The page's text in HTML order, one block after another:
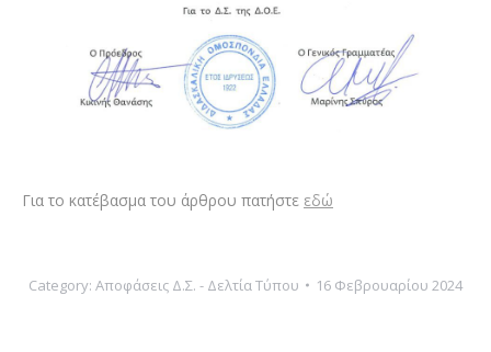
Για το κατέβασμα του άρθρου πατήστε εδώ
Category: Αποφάσεις Δ.Σ. - Δελτία Τύπου 16 Φεβρουαρίου 2024